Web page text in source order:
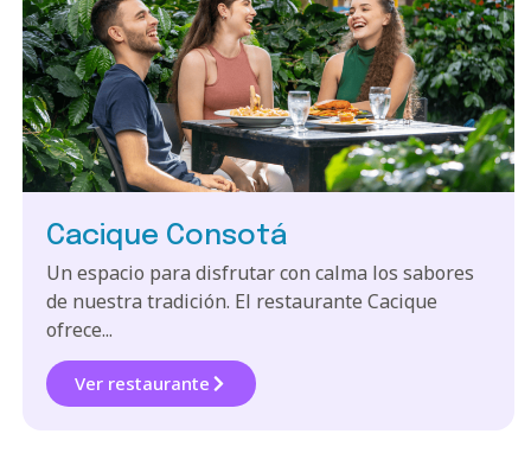
Cacique Consotá
Un espacio para disfrutar con calma los sabores
de nuestra tradición. El restaurante Cacique
ofrece...
Ver restaurante